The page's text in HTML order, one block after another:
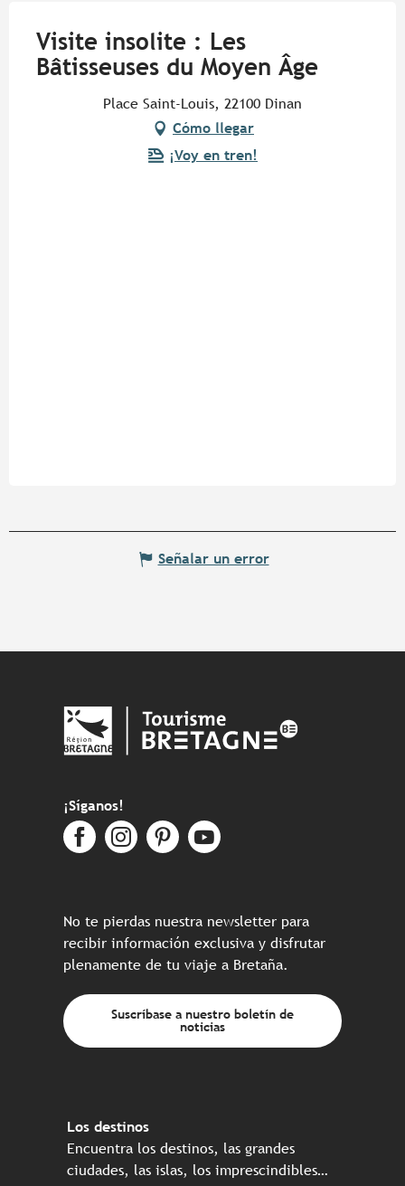
Visite insolite : Les
Bâtisseuses du Moyen Âge
Place Saint-Louis, 22100 Dinan
Cómo llegar
¡Voy en tren!
Señalar un error
¡Síganos!
No te pierdas nuestra newsletter para
recibir información exclusiva y disfrutar
plenamente de tu viaje a Bretaña.
Suscríbase a nuestro boletín de
noticias
Los destinos
Encuentra los destinos, las grandes
ciudades, las islas, los imprescindibles…